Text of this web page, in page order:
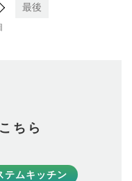
最後
ちら
テムキッチン